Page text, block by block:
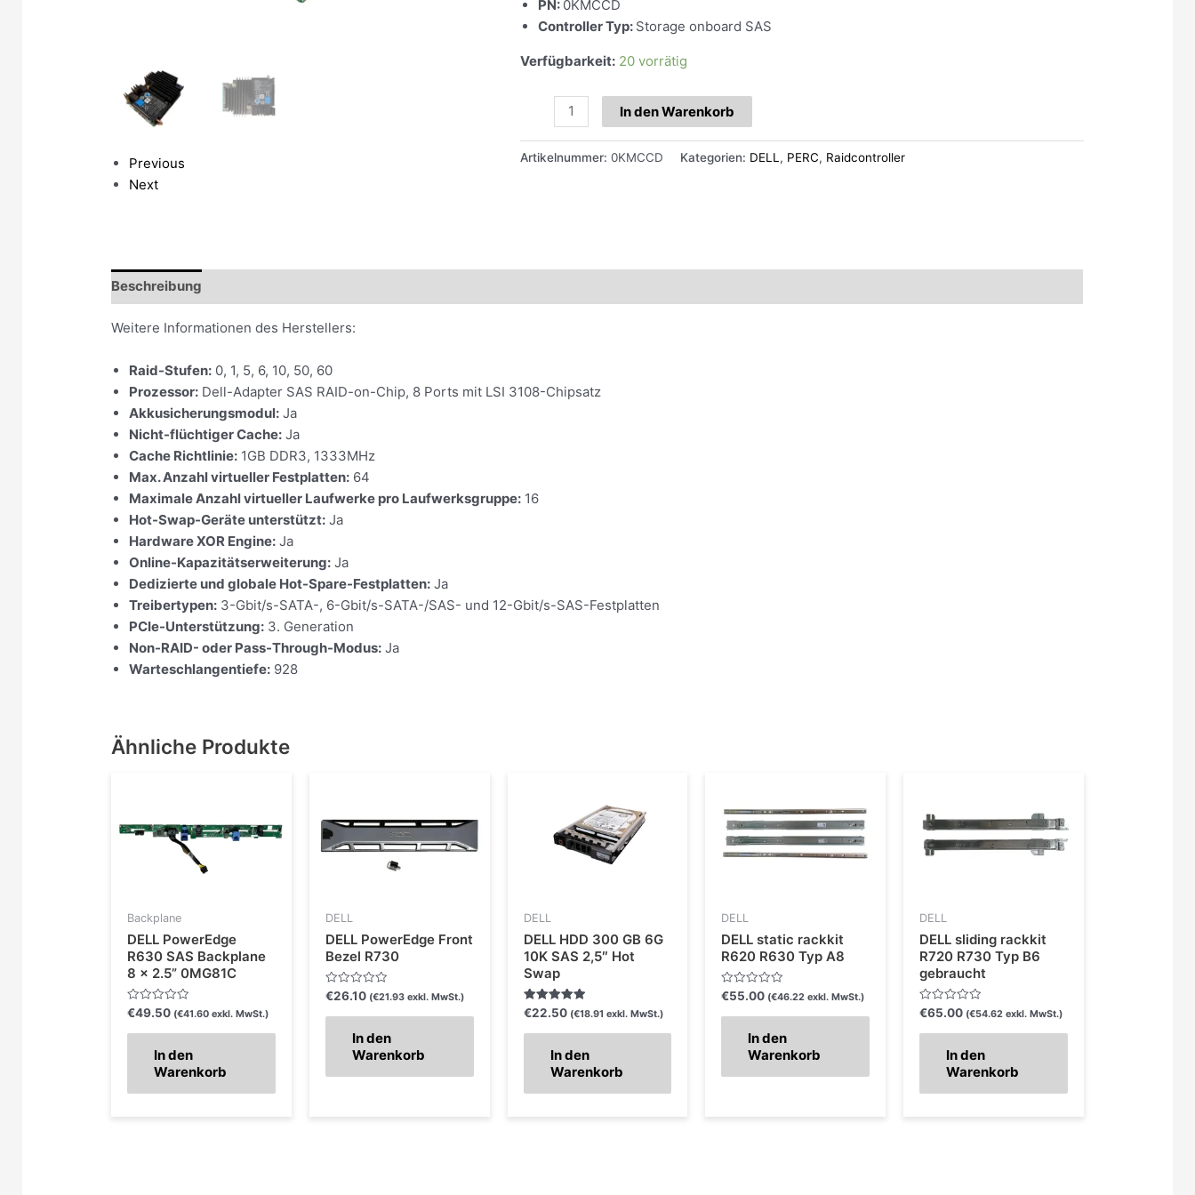
Previous
Next
PN: 0KMCCD
Controller Typ: Storage onboard SAS
Verfügbarkeit: 20 vorrätig
In den Warenkorb
Artikelnummer: 0KMCCD Kategorien: DELL, PERC, Raidcontroller
Beschreibung
Weitere Informationen des Herstellers:
Raid-Stufen: 0, 1, 5, 6, 10, 50, 60
Prozessor: Dell-Adapter SAS RAID-on-Chip, 8 Ports mit LSI 3108-Chipsatz
Akkusicherungsmodul: Ja
Nicht-flüchtiger Cache: Ja
Cache Richtlinie: 1GB DDR3, 1333MHz
Max. Anzahl virtueller Festplatten: 64
Maximale Anzahl virtueller Laufwerke pro Laufwerksgruppe: 16
Hot-Swap-Geräte unterstützt: Ja
Hardware XOR Engine: Ja
Online-Kapazitätserweiterung: Ja
Dedizierte und globale Hot-Spare-Festplatten: Ja
Treibertypen: 3-Gbit/s-SATA-, 6-Gbit/s-SATA-/SAS- und 12-Gbit/s-SAS-Festplatten
PCIe-Unterstützung: 3. Generation
Non-RAID- oder Pass-Through-Modus: Ja
Warteschlangentiefe: 928
Ähnliche Produkte
Backplane
DELL PowerEdge
R630 SAS Backplane
8 x 2.5” 0MG81C
Bewertet
mit
0
€49.50 (€41.60 exkl. MwSt.)
In den
Warenkorb
DELL
DELL PowerEdge Front
Bezel R730
Bewertet
mit
0
€26.10 (€21.93exkl. MwSt.)
In den
Warenkorb
DELL
DELL HDD 300 GB 6G
10K SAS 2,5″ Hot
Swap
Bewertet mit
5.00
von 5
€22.50 (€18.91 exkl. MwSt.)
In den
Warenkorb
DELL
DELL static rackkit
R620 R630 Typ A8
Bewertet
mit
0
€55.00 (€46.22 exkl. MwSt.)
In den
Warenkorb
DELL
DELL sliding rackkit
R720 R730 Typ B6
gebraucht
Bewertet
mit
0
€65.00 (€54.62 exkl. MwSt.)
In den
Warenkorb